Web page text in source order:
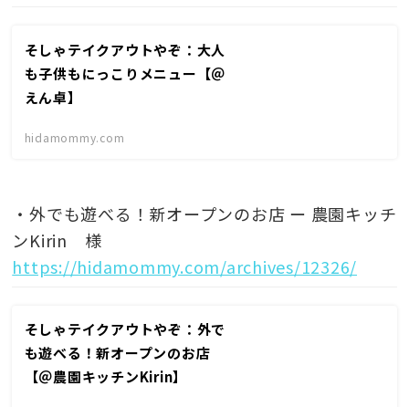
そしゃテイクアウトやぞ：大人
も子供もにっこりメニュー【＠
えん卓】
hidamommy.com
・外でも遊べる！新オープンのお店 ー 農園キッチ
ンKirin 様
https://hidamommy.com/archives/12326/
そしゃテイクアウトやぞ：外で
も遊べる！新オープンのお店
【＠農園キッチンKirin】